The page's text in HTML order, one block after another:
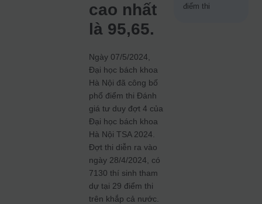
cao nhất
là 95,65.
Ngày 07/5/2024,
Đại học bách khoa
Hà Nội đã công bố
phổ điểm thi Đánh
giá tư duy đợt 4 của
Đại học bách khoa
Hà Nội TSA 2024.
Đợt thi diễn ra vào
ngày 28/4/2024, có
7130 thí sinh tham
dự tại 29 điểm thi
trên khắp cả nước.
điểm thi